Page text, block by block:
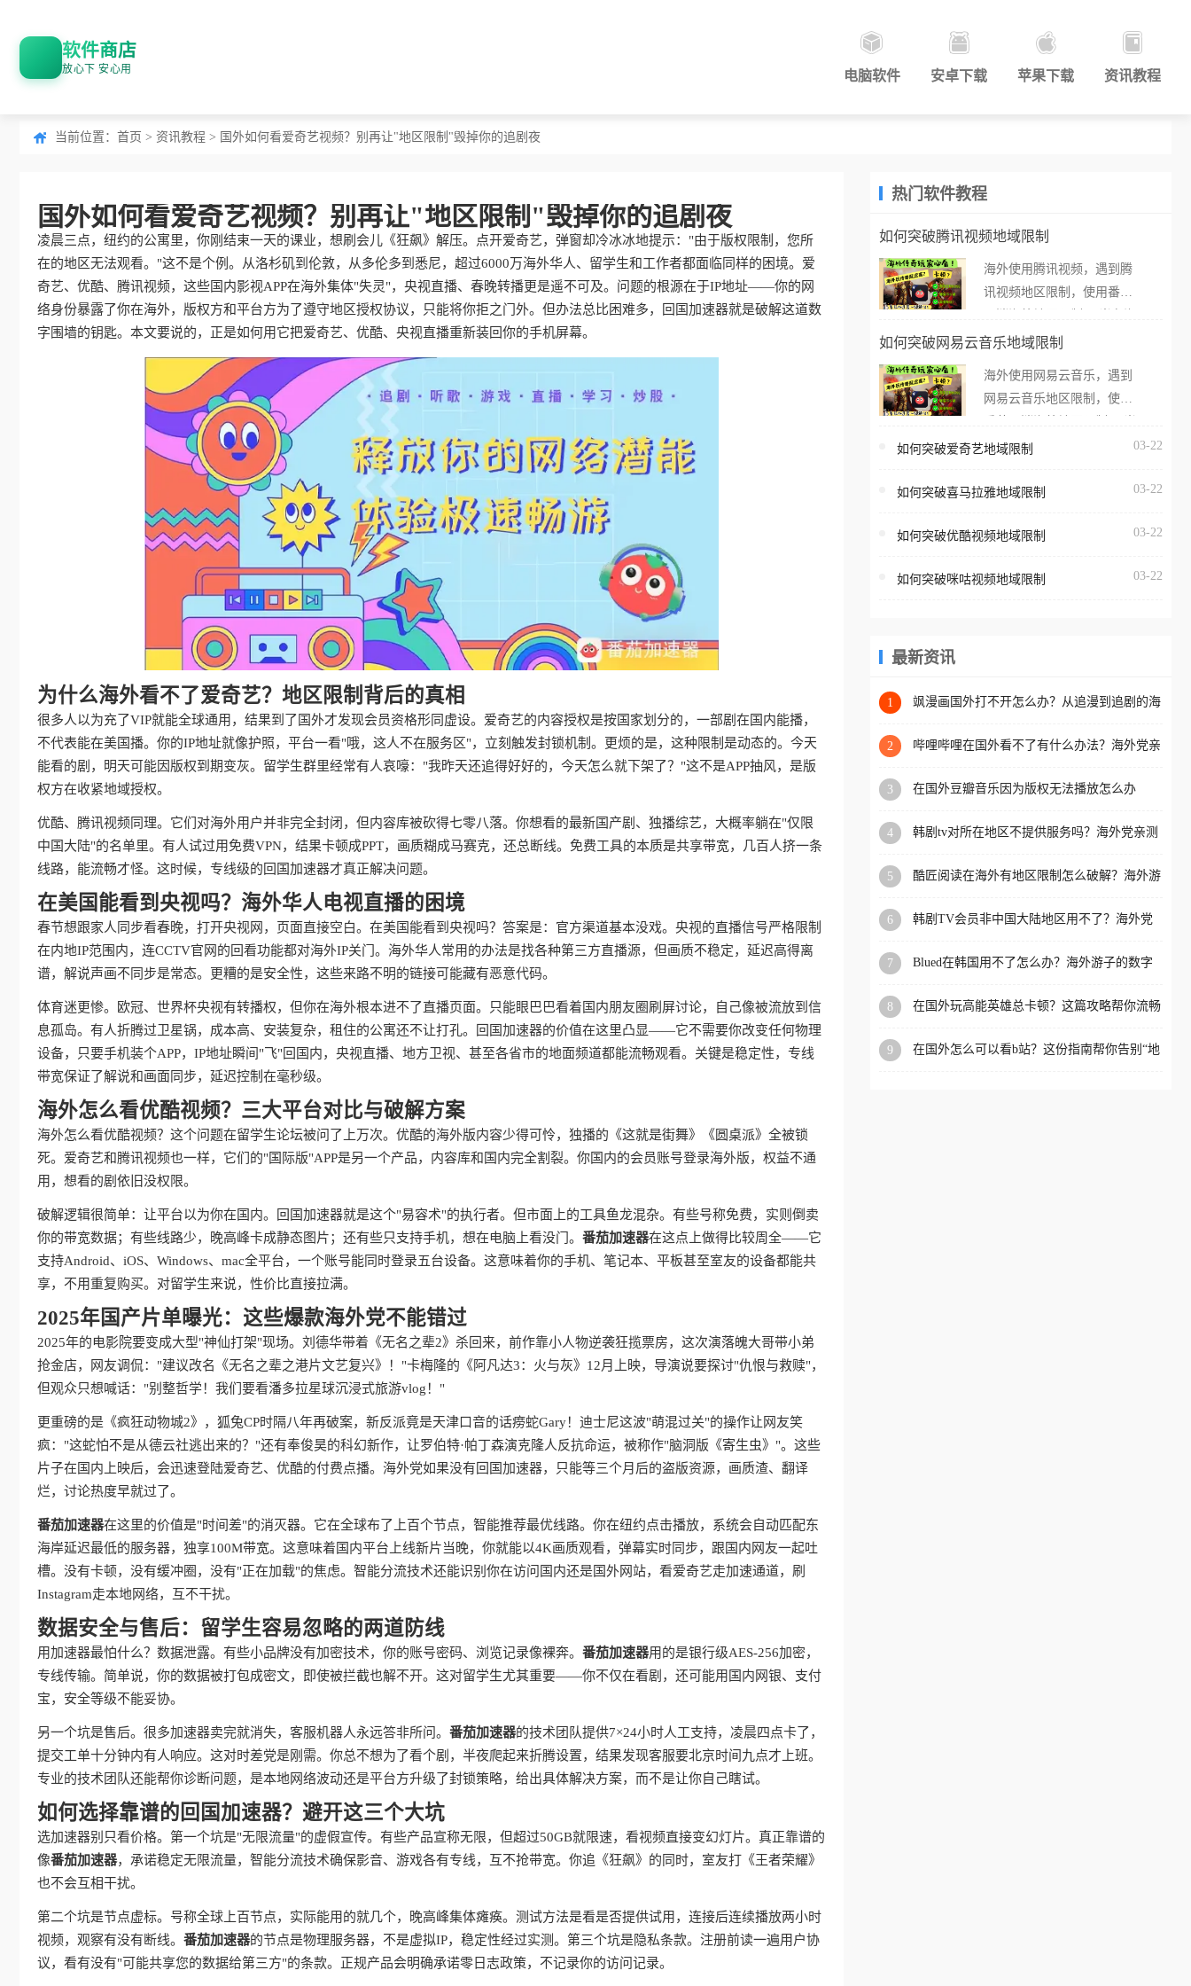
软件商店
放心下 安心用 电脑软件 安卓下载 苹果下载 资讯教程
当前位置： 首页 > 资讯教程 > 国外如何看爱奇艺视频？别再让"地区限制"毁掉你的追剧夜
国外如何看爱奇艺视频？别再让"地区限制"毁掉你的追剧夜
凌晨三点，纽约的公寓里，你刚结束一天的课业，想刷会儿《狂飙》解压。点开爱奇艺，弹窗却冷冰冰地提示："由于版权限制，您所
在的地区无法观看。"这不是个例。从洛杉矶到伦敦，从多伦多到悉尼，超过6000万海外华人、留学生和工作者都面临同样的困境。爱
奇艺、优酷、腾讯视频，这些国内影视APP在海外集体"失灵"，央视直播、春晚转播更是遥不可及。问题的根源在于IP地址——你的网
络身份暴露了你在海外，版权方和平台方为了遵守地区授权协议，只能将你拒之门外。但办法总比困难多，回国加速器就是破解这道数
字围墙的钥匙。本文要说的，正是如何用它把爱奇艺、优酷、央视直播重新装回你的手机屏幕。
为什么海外看不了爱奇艺？地区限制背后的真相
很多人以为充了VIP就能全球通用，结果到了国外才发现会员资格形同虚设。爱奇艺的内容授权是按国家划分的，一部剧在国内能播，
不代表能在美国播。你的IP地址就像护照，平台一看"哦，这人不在服务区"，立刻触发封锁机制。更烦的是，这种限制是动态的。今天
能看的剧，明天可能因版权到期变灰。留学生群里经常有人哀嚎："我昨天还追得好好的，今天怎么就下架了？"这不是APP抽风，是版
权方在收紧地域授权。
优酷、腾讯视频同理。它们对海外用户并非完全封闭，但内容库被砍得七零八落。你想看的最新国产剧、独播综艺，大概率躺在"仅限
中国大陆"的名单里。有人试过用免费VPN，结果卡顿成PPT，画质糊成马赛克，还总断线。免费工具的本质是共享带宽，几百人挤一条
线路，能流畅才怪。这时候，专线级的回国加速器才真正解决问题。
在美国能看到央视吗？海外华人电视直播的困境
春节想跟家人同步看春晚，打开央视网，页面直接空白。在美国能看到央视吗？答案是：官方渠道基本没戏。央视的直播信号严格限制
在内地IP范围内，连CCTV官网的回看功能都对海外IP关门。海外华人常用的办法是找各种第三方直播源，但画质不稳定，延迟高得离
谱，解说声画不同步是常态。更糟的是安全性，这些来路不明的链接可能藏有恶意代码。
体育迷更惨。欧冠、世界杯央视有转播权，但你在海外根本进不了直播页面。只能眼巴巴看着国内朋友圈刷屏讨论，自己像被流放到信
息孤岛。有人折腾过卫星锅，成本高、安装复杂，租住的公寓还不让打孔。回国加速器的价值在这里凸显——它不需要你改变任何物理
设备，只要手机装个APP，IP地址瞬间"飞"回国内，央视直播、地方卫视、甚至各省市的地面频道都能流畅观看。关键是稳定性，专线
带宽保证了解说和画面同步，延迟控制在毫秒级。
海外怎么看优酷视频？三大平台对比与破解方案
海外怎么看优酷视频？这个问题在留学生论坛被问了上万次。优酷的海外版内容少得可怜，独播的《这就是街舞》《圆桌派》全被锁
死。爱奇艺和腾讯视频也一样，它们的"国际版"APP是另一个产品，内容库和国内完全割裂。你国内的会员账号登录海外版，权益不通
用，想看的剧依旧没权限。
破解逻辑很简单：让平台以为你在国内。回国加速器就是这个"易容术"的执行者。但市面上的工具鱼龙混杂。有些号称免费，实则倒卖
你的带宽数据；有些线路少，晚高峰卡成静态图片；还有些只支持手机，想在电脑上看没门。 番茄加速器在这点上做得比较周全——它
支持Android、iOS、Windows、mac全平台，一个账号能同时登录五台设备。这意味着你的手机、笔记本、平板甚至室友的设备都能共
享，不用重复购买。对留学生来说，性价比直接拉满。
2025年国产片单曝光：这些爆款海外党不能错过
2025年的电影院要变成大型"神仙打架"现场。刘德华带着《无名之辈2》杀回来，前作靠小人物逆袭狂揽票房，这次演落魄大哥带小弟
抢金店，网友调侃："建议改名《无名之辈之港片文艺复兴》！"卡梅隆的《阿凡达3：火与灰》12月上映，导演说要探讨"仇恨与救赎"，
但观众只想喊话："别整哲学！我们要看潘多拉星球沉浸式旅游vlog！"
更重磅的是《疯狂动物城2》，狐兔CP时隔八年再破案，新反派竟是天津口音的话痨蛇Gary！迪士尼这波"萌混过关"的操作让网友笑
疯："这蛇怕不是从德云社逃出来的？"还有奉俊昊的科幻新作，让罗伯特·帕丁森演克隆人反抗命运，被称作"脑洞版《寄生虫》"。这些
片子在国内上映后，会迅速登陆爱奇艺、优酷的付费点播。海外党如果没有回国加速器，只能等三个月后的盗版资源，画质渣、翻译
烂，讨论热度早就过了。
番茄加速器在这里的价值是"时间差"的消灭器。它在全球布了上百个节点，智能推荐最优线路。你在纽约点击播放，系统会自动匹配东
海岸延迟最低的服务器，独享100M带宽。这意味着国内平台上线新片当晚，你就能以4K画质观看，弹幕实时同步，跟国内网友一起吐
槽。没有卡顿，没有缓冲圈，没有"正在加载"的焦虑。智能分流技术还能识别你在访问国内还是国外网站，看爱奇艺走加速通道，刷
Instagram走本地网络，互不干扰。
数据安全与售后：留学生容易忽略的两道防线
用加速器最怕什么？数据泄露。有些小品牌没有加密技术，你的账号密码、浏览记录像裸奔。 番茄加速器用的是银行级AES-256加密，
专线传输。简单说，你的数据被打包成密文，即使被拦截也解不开。这对留学生尤其重要——你不仅在看剧，还可能用国内网银、支付
宝，安全等级不能妥协。
另一个坑是售后。很多加速器卖完就消失，客服机器人永远答非所问。 番茄加速器的技术团队提供7×24小时人工支持，凌晨四点卡了，
提交工单十分钟内有人响应。这对时差党是刚需。你总不想为了看个剧，半夜爬起来折腾设置，结果发现客服要北京时间九点才上班。
专业的技术团队还能帮你诊断问题，是本地网络波动还是平台方升级了封锁策略，给出具体解决方案，而不是让你自己瞎试。
如何选择靠谱的回国加速器？避开这三个大坑
选加速器别只看价格。第一个坑是"无限流量"的虚假宣传。有些产品宣称无限，但超过50GB就限速，看视频直接变幻灯片。真正靠谱的
像番茄加速器，承诺稳定无限流量，智能分流技术确保影音、游戏各有专线，互不抢带宽。你追《狂飙》的同时，室友打《王者荣耀》
也不会互相干扰。
第二个坑是节点虚标。号称全球上百节点，实际能用的就几个，晚高峰集体瘫痪。测试方法是看是否提供试用，连接后连续播放两小时
视频，观察有没有断线。 番茄加速器的节点是物理服务器，不是虚拟IP，稳定性经过实测。第三个坑是隐私条款。注册前读一遍用户协
议，看有没有"可能共享您的数据给第三方"的条款。正规产品会明确承诺零日志政策，不记录你的访问记录。
热门软件教程
如何突破腾讯视频地域限制
海外使用腾讯视频，遇到腾
讯视频地区限制，使用番茄
外打开腾讯视频，却突然弹
地区无法播放”的提示语。
海外用户如香港、澳门、台
亚、欧洲等国家和地区时，
台一样，出现地区及版权限
地区播放。 遇到这个问题的
区工作、留学、定居等，都
权限制所困扰。
如何突破网易云音乐地域限制
海外使用网易云音乐，遇到
网易云音乐地区限制，使用
在海外打开网易云音乐，却
所在的地区无法播放”的提示
门、台湾、美国、加拿大、
区时，网易云音乐也会像其
回国加速器，即可解决「海
版权限制」的问题，无论人
国、加拿大、澳大利亚、欧
学、定居等，都可以使用，
扰。
如何突破爱奇艺地域限制 03-22
如何突破喜马拉雅地域限制 03-22
如何突破优酷视频地域限制 03-22
如何突破咪咕视频地域限制 03-22
最新资讯
1
飒漫画国外打不开怎么办？从追漫到追剧的海
2
哔哩哔哩在国外看不了有什么办法？海外党亲
3 在国外豆瓣音乐因为版权无法播放怎么办
4
韩剧tv对所在地区不提供服务吗？海外党亲测
5
酷匠阅读在海外有地区限制怎么破解？海外游
6
韩剧TV会员非中国大陆地区用不了？海外党
7
Blued在韩国用不了怎么办？海外游子的数字
8
在国外玩高能英雄总卡顿？这篇攻略帮你流畅
9
在国外怎么可以看b站？这份指南帮你告别“地